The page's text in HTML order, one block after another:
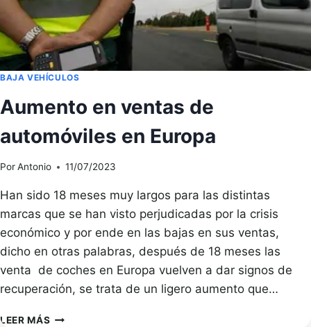
BAJA VEHÍCULOS
Aumento en ventas de
automóviles en Europa
PorAntonio 11/07/2023
Han sido 18 meses muy largos para las distintas
marcas que se han visto perjudicadas por la crisis
económico y por ende en las bajas en sus ventas,
dicho en otras palabras, después de 18 meses las
venta de coches en Europa vuelven a dar signos de
recuperación, se trata de un ligero aumento que…
LEER MÁS AUMENTO